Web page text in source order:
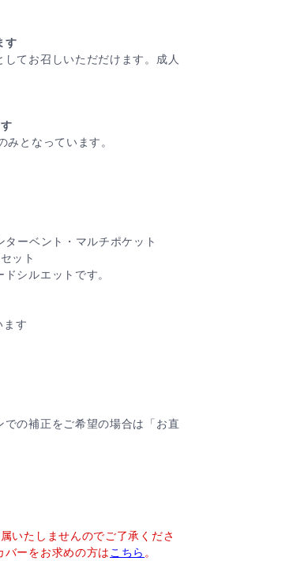
す
てお召しいただだけます。成人
となっています。
ーベント・マルチポケット
ット
シルエットです。
す
の補正をご希望の場合は「お直
いたしませんのでご了承くださ
バーをお求めの方はこちら 。